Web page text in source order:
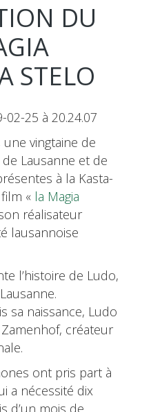
DU
STELO
une vingtaine de
Lausanne et de
à la Kasta-
« la Magia
réalisateur
lausannoise
l’histoire de Ludo,
sa naissance, Ludo
créateur
ont pris part à
a nécessité dix
d’un mois de